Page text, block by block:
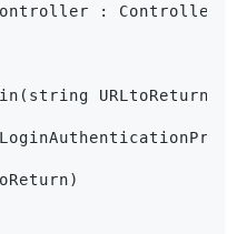
: Controller {
URLtoReturn